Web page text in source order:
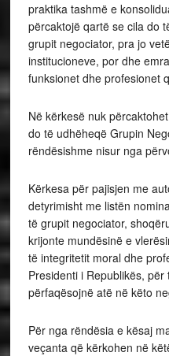
praktika tashmë e
përcaktojë qartë se cila do
grupit negociator, pra jo
institucioneve, por dhe
funksionet dhe profesionet
Në kërkesë nuk
do të udhëheqë Grupin
rëndësishme nisur nga
Kërkesa për pajisjen me
detyrimisht me listën
të grupit negociator,
krijonte mundësinë e
të integritetit moral dhe
Presidenti i Republikës, për
përfaqësojnë atë në këto
Për nga rëndësia e kësaj
veçanta që kërkohen në